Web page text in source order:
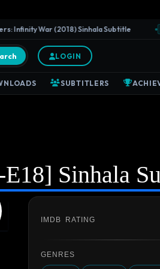
War (2018) Sinhala Subtitle
LOGIN
SUBTITLERS
Sinhala
IMDB RATING
GENRES